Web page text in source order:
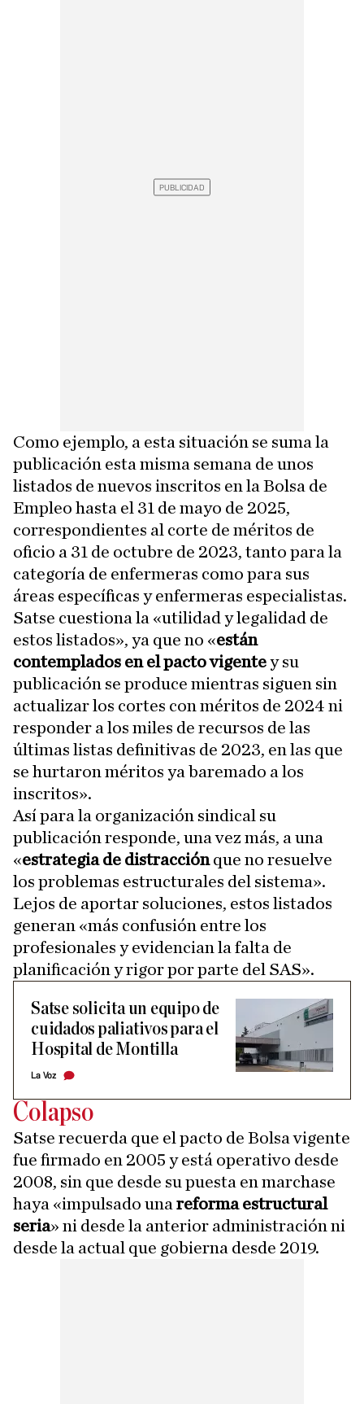
Como ejemplo, a esta situación se suma la
publicación esta misma semana de unos
listados de nuevos inscritos en la Bolsa de
Empleo hasta el 31 de mayo de 2025,
correspondientes al corte de méritos de
oficio a 31 de octubre de 2023, tanto para la
categoría de enfermeras como para sus
áreas específicas y enfermeras especialistas.
Satse cuestiona la «utilidad y legalidad de
estos listados», ya que no «están
contemplados en el pacto vigentey su
publicación se produce mientras siguen sin
actualizar los cortes con méritos de 2024 ni
responder a los miles de recursos de las
últimas listas definitivas de 2023, en las que
se hurtaron méritos ya baremado a los
inscritos».
Así para la organización sindical su
publicación responde, una vez más, a una
«estrategia de distracciónque no resuelve
los problemas estructurales del sistema».
Lejos de aportar soluciones, estos listados
generan «más confusión entre los
profesionales y evidencian la falta de
planificación y rigor por parte del SAS».
Satse solicita un equipo de
cuidados paliativos para el
Hospital de Montilla
La Voz
Colapso
Satse recuerda que el pacto de Bolsa vigente
fue firmado en 2005 y está operativo desde
2008, sin que desde su puesta en marchase
haya «impulsado una reforma estructural
seria» ni desde la anterior administración ni
desde la actual que gobierna desde 2019.